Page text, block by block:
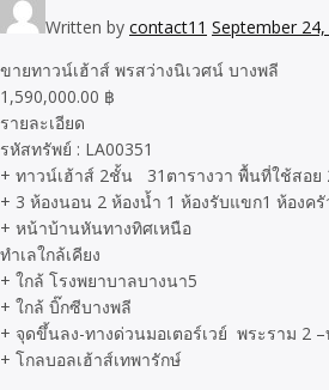
Written by contact11 September 24,
ขายทาวน์เฮ้าส์ พรสว่างนิเวศน์ บางพลี
1,590,000.00 ฿
รายละเอียด
รหัสทรัพย์ : LA00351
+ ทาวน์เฮ้าส์ 2ชั้น 31ตารางวา พื้นที่ใช้สอย
+ 3 ห้องนอน 2 ห้องน้ำ 1 ห้องรับแขก1 ห้องค
+ หน้าบ้านหันทางทิศเหนือ
ทำเลใกล้เคียง
+ ใกล้ โรงพยาบาลบางนา5
+ ใกล้ บิ๊กซีบางพลี
+ จุดขึ้นลง-ทางด่วนมอเตอร์เวย์ พระราม 2
+ โกลบอลเฮ้าส์เทพารักษ์